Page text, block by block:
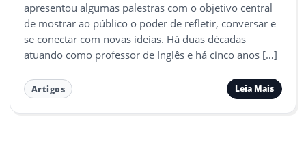
apresentou algumas palestras com o objetivo central
de mostrar ao público o poder de refletir, conversar e
se conectar com novas ideias. Há duas décadas
atuando como professor de Inglês e há cinco anos […]
Artigos Leia Mais